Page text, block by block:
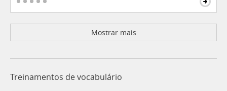
Mostrar mais
Treinamentos de vocabulário